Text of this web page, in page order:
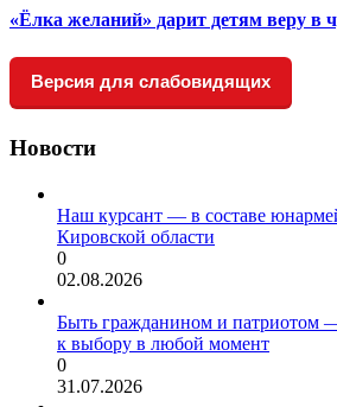
«Ёлка желаний» дарит детям веру в
Версия для слабовидящих
Новости
Наш курсант — в составе
Кировской области
0
02.08.2026
Быть гражданином и патриотом
к выбору в любой момент
0
31.07.2026